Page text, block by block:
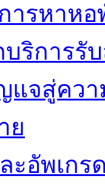
ารหาหอ
บริการรั
แจสู่คว
ย
อัพเกรด